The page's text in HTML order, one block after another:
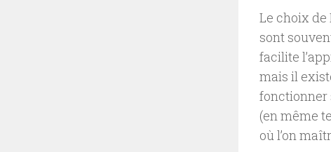
Le choix
sont
facilite
mais il
fonctionner
(en même
où l’on